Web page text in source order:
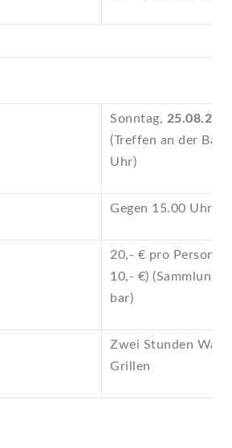
Sonntag, 25.08.24
(Treffen an der
Uhr)
Gegen 15.00 Uhr
20,- € pro Person
10,- €) (Sammlung
bar)
Zwei Stunden
Grillen